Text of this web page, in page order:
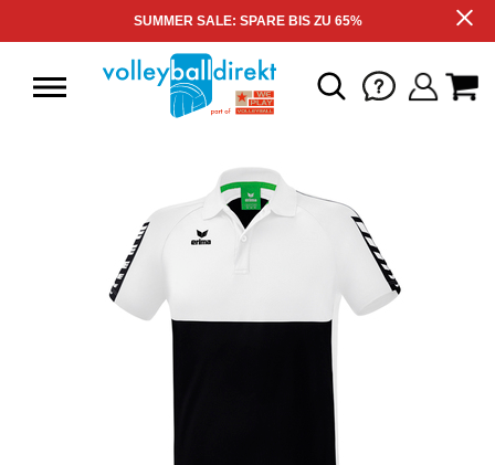
SUMMER SALE: SPARE BIS ZU 65%